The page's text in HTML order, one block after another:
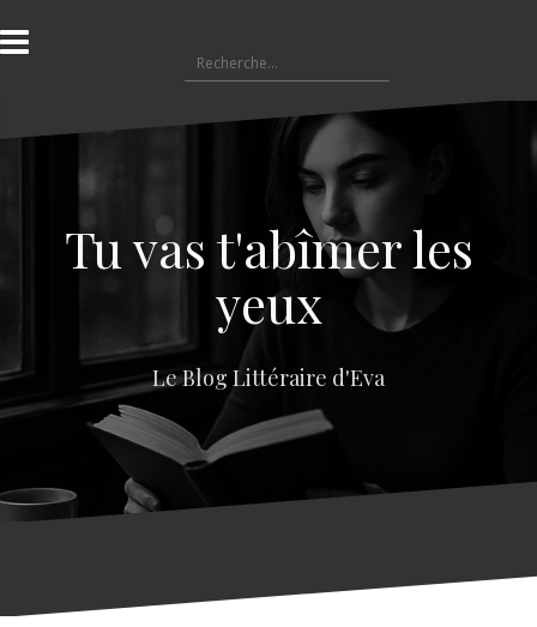
l
a
e
e
Tu vas t'abîmer les
yeux
Le Blog Littéraire d'Eva